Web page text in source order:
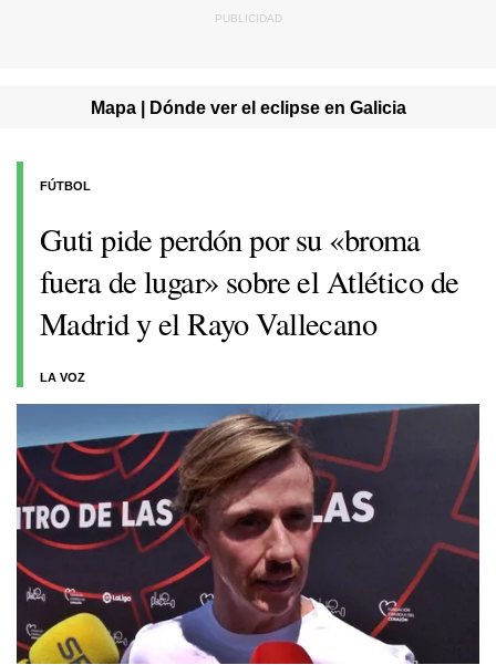
Mapa | Dónde ver el eclipse en Galicia
Guti pide perdón por su «broma
fuera de lugar» sobre el Atlético de
Madrid y el Rayo Vallecano
LA VOZ
FÚTBOL